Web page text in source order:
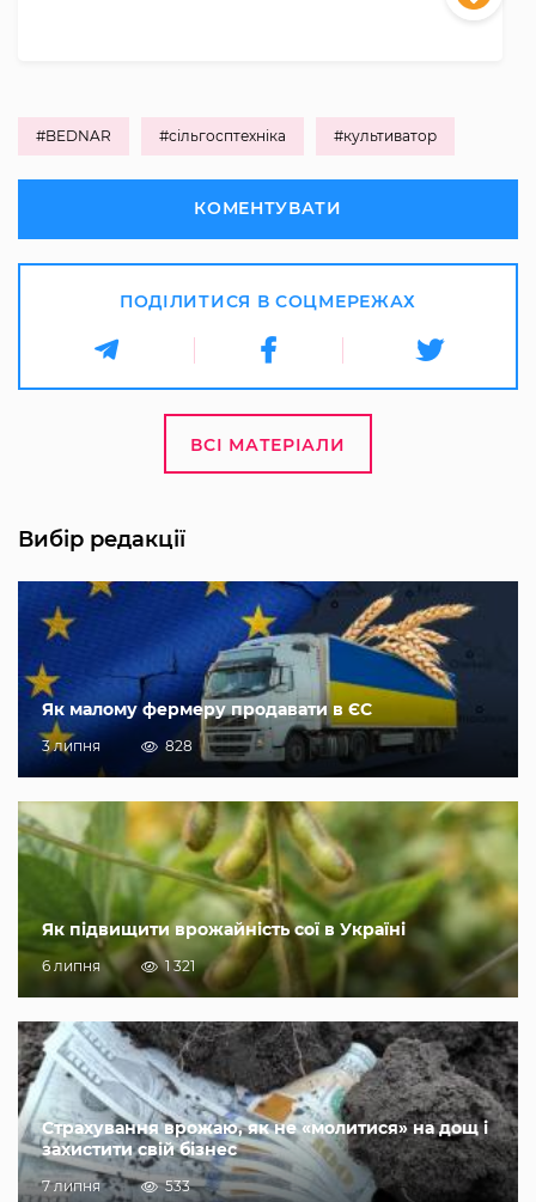
#BEDNAR #сільгосптехніка #культиватор
КОМЕНТУВАТИ
ПОДІЛИТИСЯ В СОЦМЕРЕЖАХ
ВСІ МАТЕРІАЛИ
Вибір редакції
Як малому фермеру продавати в ЄС
3 липня 828
Як підвищити врожайність сої в Україні
6 липня 1 321
Страхування врожаю, як не «молитися» на дощ і
захистити свій бізнес
7 липня 533